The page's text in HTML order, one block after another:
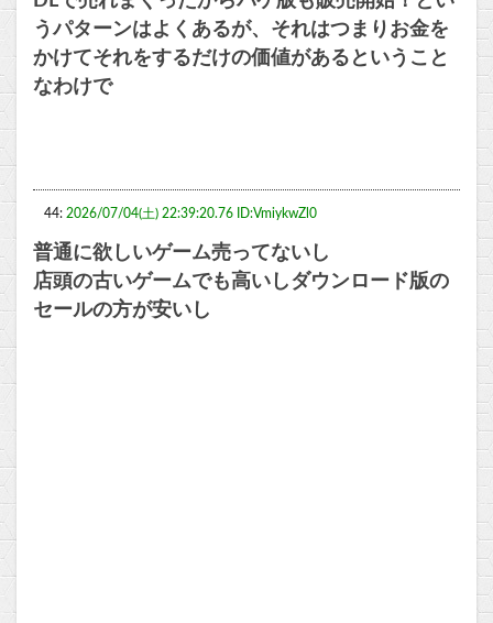
うパターンはよくあるが、それはつまりお金を
かけてそれをするだけの価値があるということ
なわけで
44: 2026/07/04(土) 22:39:20.76 ID:VmiykwZl0
普通に欲しいゲーム売ってないし
店頭の古いゲームでも高いしダウンロード版の
セールの方が安いし